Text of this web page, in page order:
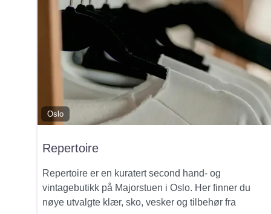
Oslo
Repertoire
Repertoire er en kuratert second hand- og
vintagebutikk på Majorstuen i Oslo. Her finner du
nøye utvalgte klær, sko, vesker og tilbehør fra